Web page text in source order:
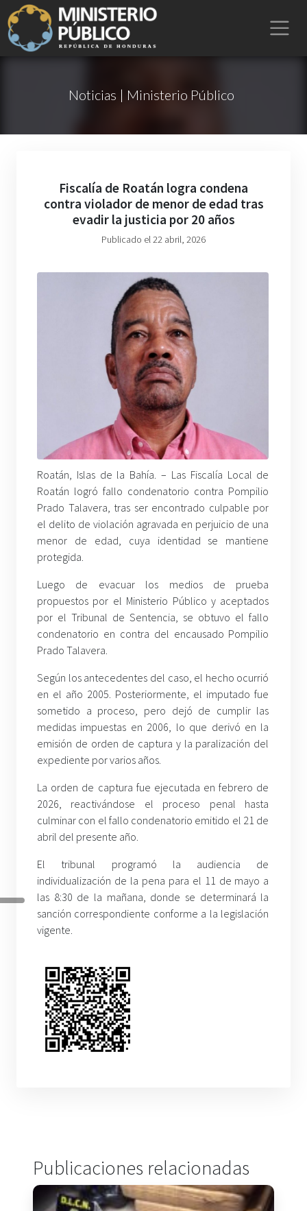
Noticias | Ministerio Público
Fiscalía de Roatán logra condena
contra violador de menor de edad tras
evadir la justicia por 20 años
Publicado el 22 abril, 2026
Roatán, Islas de la Bahía. – Las Fiscalía Local de
Roatán logró fallo condenatorio contra Pompilio
Prado Talavera, tras ser encontrado culpable por
el delito de violación agravada en perjuicio de una
menor de edad, cuya identidad se mantiene
protegida.
Luego de evacuar los medios de prueba
propuestos por el Ministerio Público y aceptados
por el Tribunal de Sentencia, se obtuvo el fallo
condenatorio en contra del encausado Pompilio
Prado Talavera.
Según los antecedentes del caso, el hecho ocurrió
en el año 2005. Posteriormente, el imputado fue
sometido a proceso, pero dejó de cumplir las
medidas impuestas en 2006, lo que derivó en la
emisión de orden de captura y la paralización del
expediente por varios años.
La orden de captura fue ejecutada en febrero de
2026, reactivándose el proceso penal hasta
culminar con el fallo condenatorio emitido el 21 de
abril del presente año.
El tribunal programó la audiencia de
individualización de la pena para el 11 de mayo a
las 8:30 de la mañana, donde se determinará la
sanción correspondiente conforme a la legislación
vigente.
Publicaciones relacionadas